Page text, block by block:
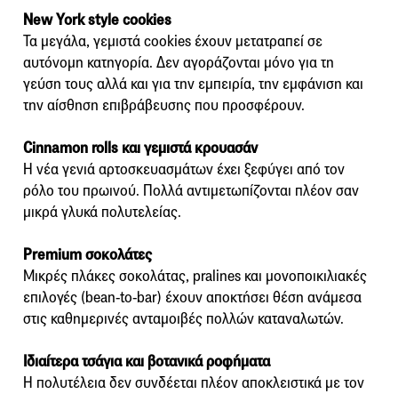
New York style cookies
Τα μεγάλα, γεμιστά cookies έχουν μετατραπεί σε
αυτόνομη κατηγορία. Δεν αγοράζονται μόνο για τη
γεύση τους αλλά και για την εμπειρία, την εμφάνιση και
την αίσθηση επιβράβευσης που προσφέρουν.
Cinnamon rolls και γεμιστά κρουασάν
Η νέα γενιά αρτοσκευασμάτων έχει ξεφύγει από τον
ρόλο του πρωινού. Πολλά αντιμετωπίζονται πλέον σαν
μικρά γλυκά πολυτελείας.
Premium σοκολάτες
Μικρές πλάκες σοκολάτας, pralines και μονοποικιλιακές
επιλογές (bean-to-bar) έχουν αποκτήσει θέση ανάμεσα
στις καθημερινές ανταμοιβές πολλών καταναλωτών.
Ιδιαίτερα τσάγια και βοτανικά ροφήματα
Η πολυτέλεια δεν συνδέεται πλέον αποκλειστικά με τον